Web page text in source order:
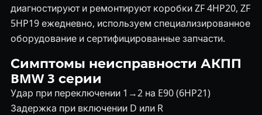
диагностируют и ремонтируют коробки ZF 4HP20, ZF
5HP19 ежедневно, используем специализированное
оборудование и сертифицированные запчасти.
Симптомы неисправности АКПП
BMW 3 серии
Удар при переключении 1→2 на E90 (6HP21)
Задержка при включении D или R